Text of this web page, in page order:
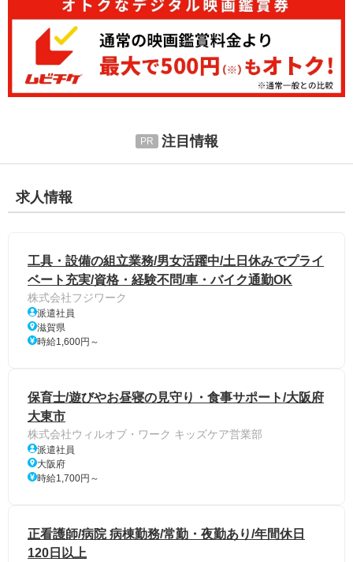
注目情報
求人情報
工具・設備の組立業務/男女活躍中/土日休みでプライ
ベート充実/資格・経験不問/車・バイク通勤OK
株式会社フジワーク
派遣社員
滋賀県
時給1,600円～
保育士/遊びやお昼寝の見守り・食事サポート/大阪府
大東市
株式会社ウィルオブ・ワーク キッズケア営業部
派遣社員
大阪府
時給1,700円～
正看護師/病院 病棟勤務/常勤・夜勤あり/年間休日
120日以上